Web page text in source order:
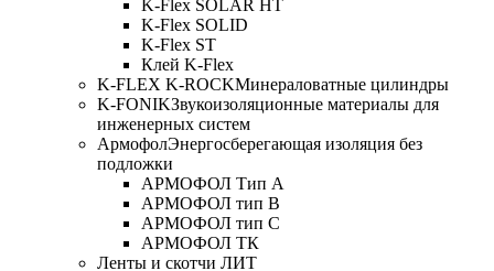
K-Flex SOLAR HT
K-Flex SOLID
K-Flex ST
Клей K-Flex
K-FLEX K-ROCKМинераловатные цилиндры
K-FONIKЗвукоизоляционные материалы для
инженерных систем
АрмофолЭнергосберегающая изоляция без
подложки
АРМОФОЛ Тип А
АРМОФОЛ тип В
АРМОФОЛ тип C
АРМОФОЛ ТК
Ленты и скотчи ЛИТ